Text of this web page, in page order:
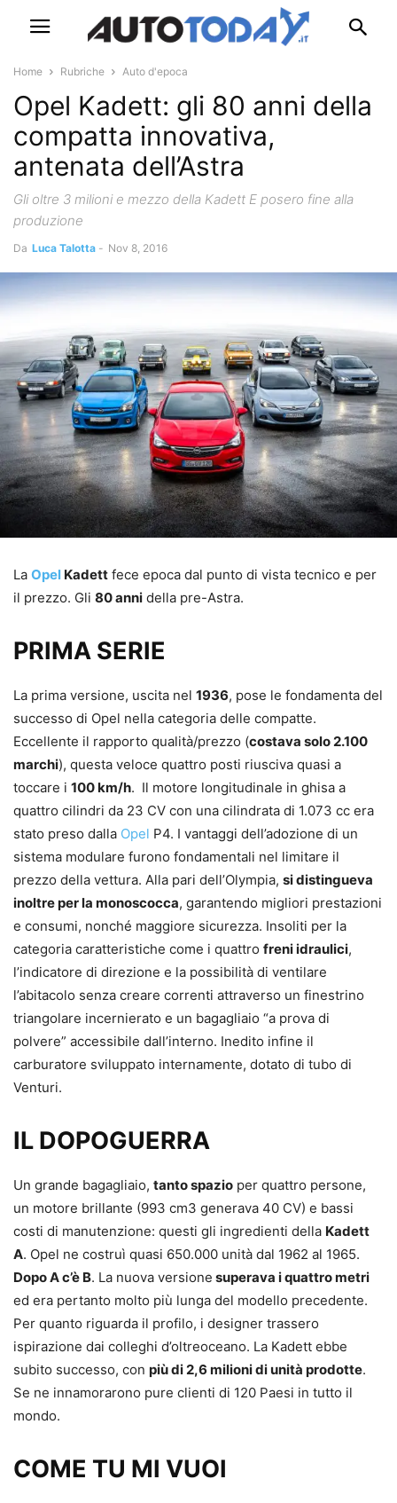
Home Rubriche Auto d'epoca
Opel Kadett: gli 80 anni della
compatta innovativa,
antenata dell’Astra
Gli oltre 3 milioni e mezzo della Kadett E posero fine alla
produzione
Da Luca Talotta - Nov 8, 2016
La Opel Kadett fece epoca dal punto di vista tecnico e per
il prezzo. Gli 80 anni della pre-Astra.
PRIMA SERIE
La prima versione, uscita nel 1936, pose le fondamenta del
successo di Opel nella categoria delle compatte.
Eccellente il rapporto qualità/prezzo (costava solo 2.100
marchi), questa veloce quattro posti riusciva quasi a
toccare i 100 km/h. Il motore longitudinale in ghisa a
quattro cilindri da 23 CV con una cilindrata di 1.073 cc era
stato preso dalla Opel P4. I vantaggi dell’adozione di un
sistema modulare furono fondamentali nel limitare il
prezzo della vettura. Alla pari dell’Olympia, si distingueva
inoltre per la monoscocca, garantendo migliori prestazioni
e consumi, nonché maggiore sicurezza. Insoliti per la
categoria caratteristiche come i quattro freni idraulici,
l’indicatore di direzione e la possibilità di ventilare
l’abitacolo senza creare correnti attraverso un finestrino
triangolare incernierato e un bagagliaio “a prova di
polvere” accessibile dall’interno. Inedito infine il
carburatore sviluppato internamente, dotato di tubo di
Venturi.
IL DOPOGUERRA
Un grande bagagliaio, tanto spazio per quattro persone,
un motore brillante (993 cm3 generava 40 CV) e bassi
costi di manutenzione: questi gli ingredienti della Kadett
A. Opel ne costruì quasi 650.000 unità dal 1962 al 1965.
Dopo A c’è B. La nuova versione superava i quattro metri
ed era pertanto molto più lunga del modello precedente.
Per quanto riguarda il profilo, i designer trassero
ispirazione dai colleghi d’oltreoceano. La Kadett ebbe
subito successo, con più di 2,6 milioni di unità prodotte.
Se ne innamorarono pure clienti di 120 Paesi in tutto il
mondo.
COME TU MI VUOI